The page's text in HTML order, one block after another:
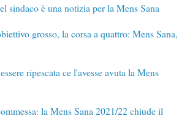
sindaco è una notizia per la Mens Sana
grosso, la corsa a quattro: Mens Sana,
ripescata ce l'avesse avuta la Mens
la Mens Sana 2021/22 chiude il